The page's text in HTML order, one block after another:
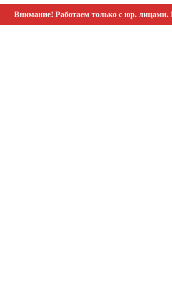
Работаем только с юр. лицами.